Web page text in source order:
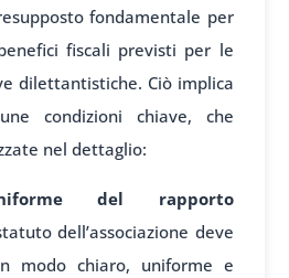
fondamentale per
fiscali previsti per le
dilettantistiche. Ciò implica
condizioni chiave, che
nel dettaglio:
del rapporto
dell’associazione deve
modo chiaro, uniforme e